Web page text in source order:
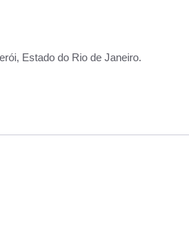
Estado do Rio de Janeiro.